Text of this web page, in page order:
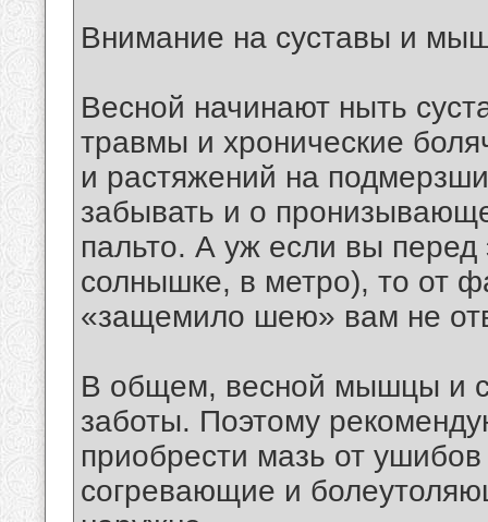
Внимание на суставы и
Весной начинают ныть
травмы и хронические
и растяжений на
забывать и о
пальто. А уж если вы перед
солнышке, в метро), то от
«защемило шею» вам не
В общем, весной мышцы и
заботы. Поэтому
приобрести мазь от
согревающие и